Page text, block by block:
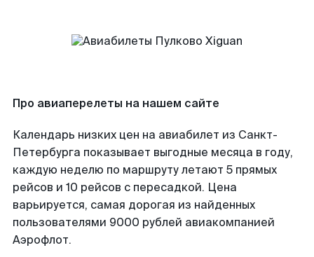
Про авиаперелеты на нашем сайте
Календарь низких цен на авиабилет из Санкт-
Петербурга показывает выгодные месяца в году,
каждую неделю по маршруту летают 5 прямых
рейсов и 10 рейсов с пересадкой. Цена
варьируется, самая дорогая из найденных
пользователями 9000 рублей авиакомпанией
Аэрофлот.